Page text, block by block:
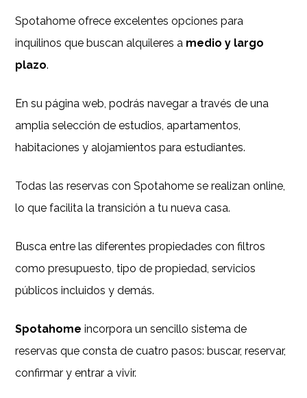
Spotahome ofrece excelentes opciones para
inquilinos que buscan alquileres a medio y largo
plazo.
En su página web, podrás navegar a través de una
amplia selección de estudios, apartamentos,
habitaciones y alojamientos para estudiantes.
Todas las reservas con Spotahome se realizan online,
lo que facilita la transición a tu nueva casa.
Busca entre las diferentes propiedades con filtros
como presupuesto, tipo de propiedad, servicios
públicos incluidos y demás.
Spotahome incorpora un sencillo sistema de
reservas que consta de cuatro pasos: buscar, reservar,
confirmar y entrar a vivir.